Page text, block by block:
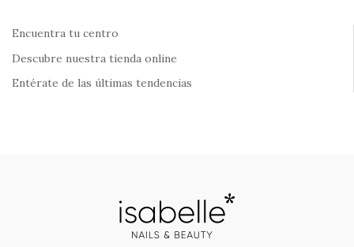
Encuentra tu centro
Descubre nuestra tienda online
Entérate de las últimas tendencias